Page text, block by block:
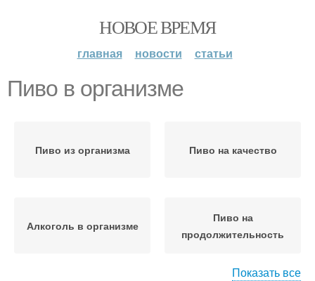
НОВОЕ ВРЕМЯ
главная новости статьи
Пиво в организме
Пиво из организма Пиво на качество
Алкоголь в организме
Пиво на
продолжительность
Показать все